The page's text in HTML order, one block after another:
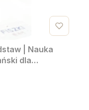
| Nauka
dla